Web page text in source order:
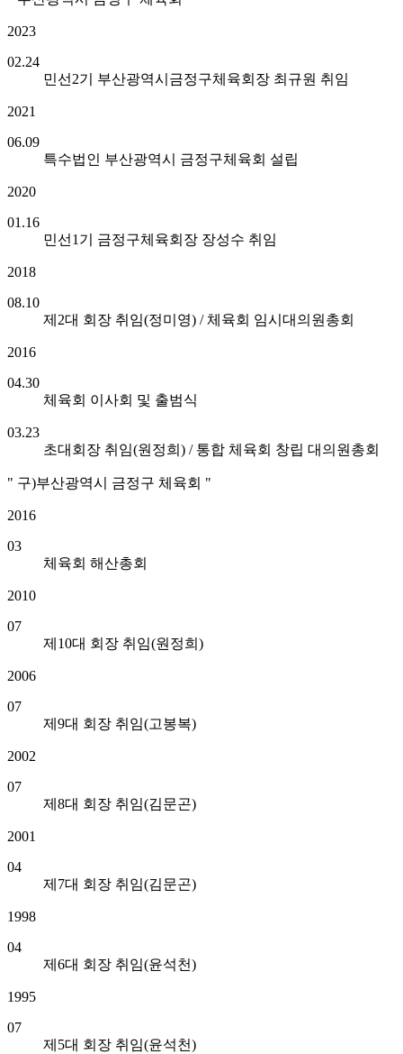
2023
02.24
민선2기 부산광역시금정구체육회장 최규원 취임
2021
06.09
특수법인 부산광역시 금정구체육회 설립
2020
01.16
민선1기 금정구체육회장 장성수 취임
2018
08.10
제2대 회장 취임(정미영) / 체육회 임시대의원총회
2016
04.30
체육회 이사회 및 출범식
03.23
초대회장 취임(원정희) / 통합 체육회 창립 대의원총회
" 구)부산광역시 금정구 체육회 "
2016
03
체육회 해산총회
2010
07
제10대 회장 취임(원정희)
2006
07
제9대 회장 취임(고봉복)
2002
07
제8대 회장 취임(김문곤)
2001
04
제7대 회장 취임(김문곤)
1998
04
제6대 회장 취임(윤석천)
1995
07
제5대 회장 취임(윤석천)